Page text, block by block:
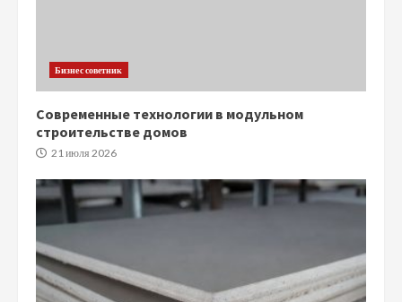
Бизнес советник
Современные технологии в модульном
строительстве домов
21 июля 2026